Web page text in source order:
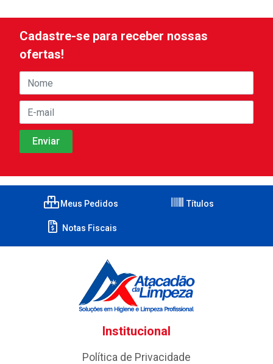
Cadastre-se para receber nossas
ofertas!
Meus Pedidos Títulos
Notas Fiscais
Institucional
Política de Privacidade